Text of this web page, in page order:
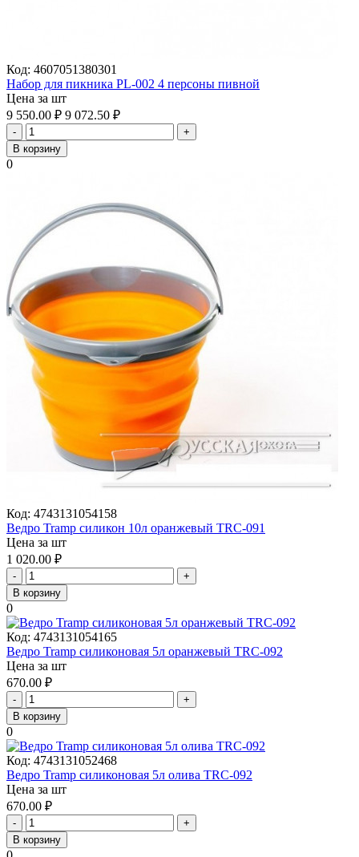
Код: 4607051380301
Набор для пикника PL-002 4 персоны пивной
Цена за шт
9 550.00 ₽ 9 072.50 ₽
-
+
В корзину
0
Код: 4743131054158
Ведро Tramp силикон 10л оранжевый TRC-091
Цена за шт
1 020.00 ₽
-
+
В корзину
0
Код: 4743131054165
Ведро Tramp силиконовая 5л оранжевый TRC-092
Цена за шт
670.00 ₽
-
+
В корзину
0
Код: 4743131052468
Ведро Tramp силиконовая 5л олива TRC-092
Цена за шт
670.00 ₽
-
+
В корзину